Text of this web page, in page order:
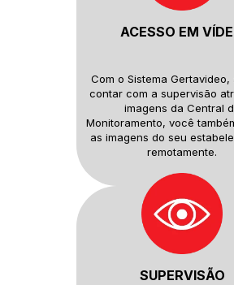
ACESSO EM
Com o Sistema Gertavideo,
contar com a supervisão
imagens da Central
Monitoramento, você
as imagens do seu
remotamente.
SUPERVISÃO